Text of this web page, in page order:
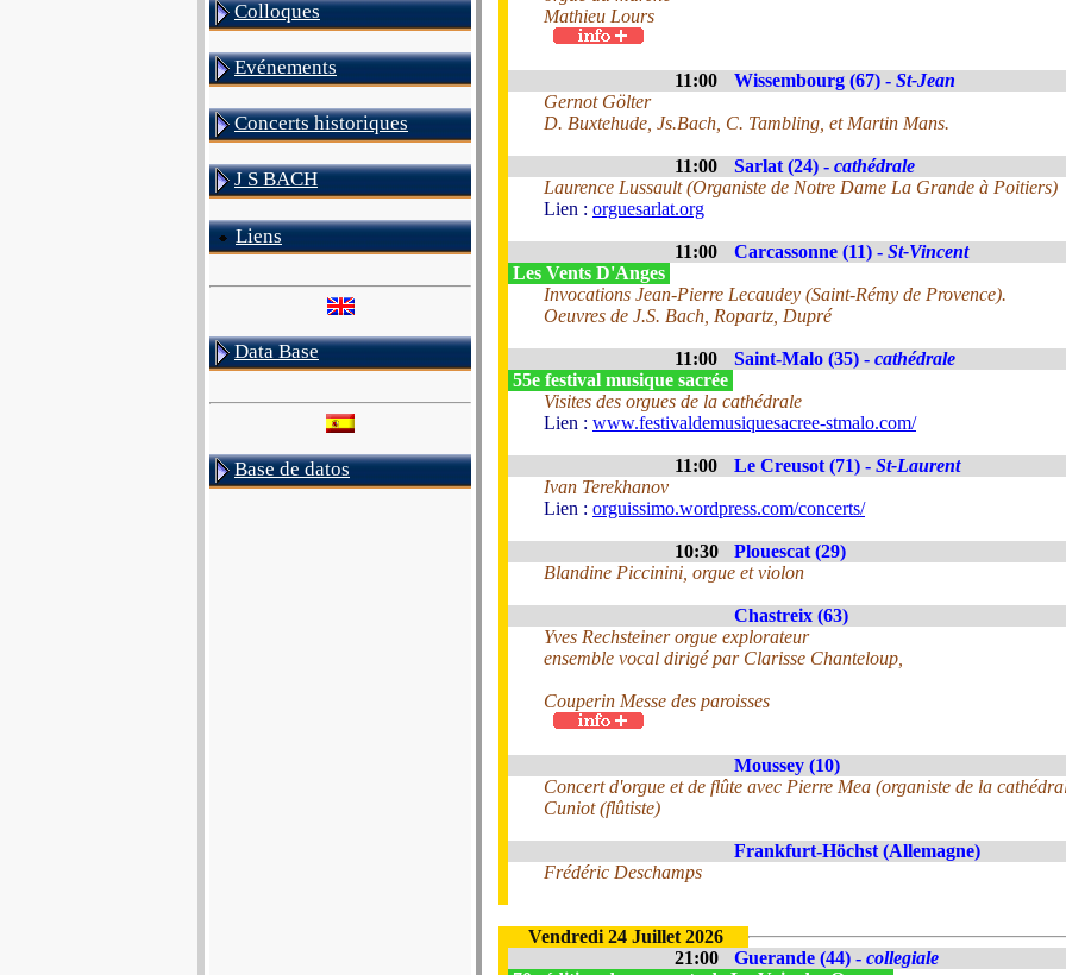
Colloques
Evénements
Concerts historiques
J S BACH
Liens
Data Base
Base de datos
Mathieu Lours
11:00 Wissembourg (67) - St-Jean
Gernot Gölter
D. Buxtehude, Js.Bach, C. Tambling, et Martin Mans.
11:00 Sarlat (24) - cathédrale
Laurence Lussault (Organiste de Notre Dame La Grande à Poitiers)
Lien : orguesarlat.org
11:00 Carcassonne (11) - St-Vincent
Les Vents D'Anges
Invocations Jean-Pierre Lecaudey (Saint-Rémy de Provence).
Oeuvres de J.S. Bach, Ropartz, Dupré
11:00 Saint-Malo (35) - cathédrale
55e festival musique sacrée
Visites des orgues de la cathédrale
Lien : www.festivaldemusiquesacree-stmalo.com/
11:00 Le Creusot (71) - St-Laurent
Ivan Terekhanov
Lien : orguissimo.wordpress.com/concerts/
10:30
Plouescat (29)
Blandine Piccinini, orgue et violon
Chastreix (63)
Yves Rechsteiner orgue explorateur
ensemble vocal dirigé par Clarisse Chanteloup,
Couperin Messe des paroisses
Moussey (10)
Concert d'orgue et de flûte avec Pierre Mea (organiste de la
Cuniot (flûtiste)
Frankfurt-Höchst (Allemagne)
Frédéric Deschamps
Vendredi 24 Juillet 2026
21:00
Guerande (44) - collegiale